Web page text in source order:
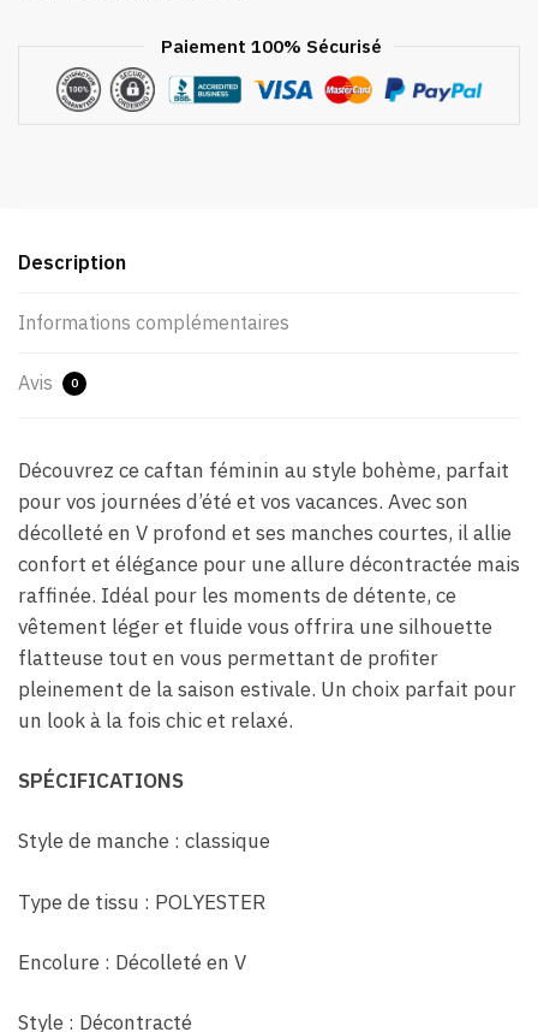
Paiement 100% Sécurisé
Description
Informations complémentaires
Avis 0
Découvrez ce caftan féminin au style bohème, parfait
pour vos journées d’été et vos vacances. Avec son
décolleté en V profond et ses manches courtes, il allie
confort et élégance pour une allure décontractée mais
raffinée. Idéal pour les moments de détente, ce
vêtement léger et fluide vous offrira une silhouette
flatteuse tout en vous permettant de profiter
pleinement de la saison estivale. Un choix parfait pour
un look à la fois chic et relaxé.
SPÉCIFICATIONS
Style de manche : classique
Type de tissu : POLYESTER
Encolure : Décolleté en V
Style : Décontracté